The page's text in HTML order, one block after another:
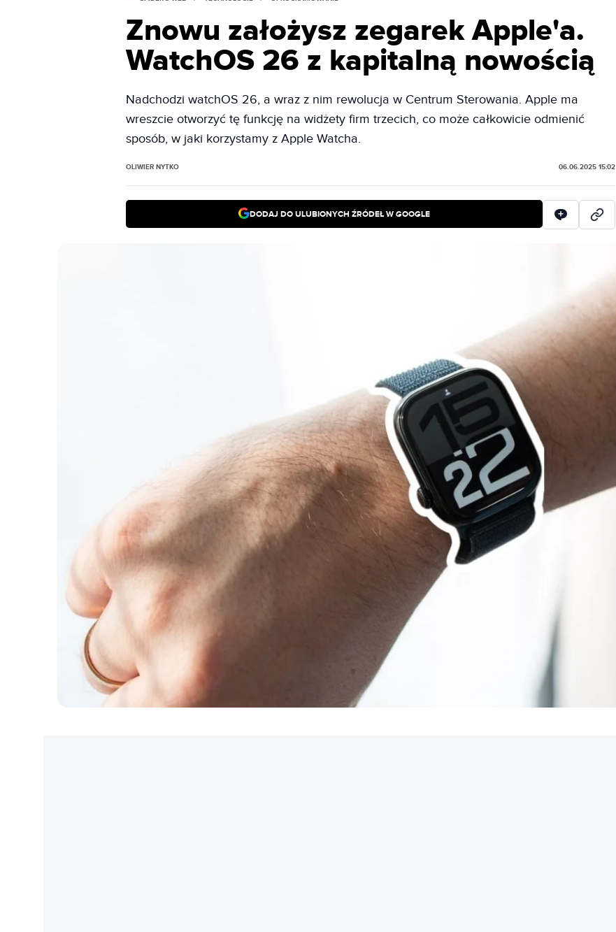
Znowu założysz zegarek Apple'a.
WatchOS 26 z kapitalną nowością
Nadchodzi watchOS 26, a wraz z nim rewolucja w Centrum Sterowania. Apple ma
wreszcie otworzyć tę funkcję na widżety firm trzecich, co może całkowicie odmienić
sposób, w jaki korzystamy z Apple Watcha.
OLIWIER NYTKO 06.06.2025 15:02
DODAJ DO ULUBIONYCH ŹRÓDEŁ W GOOGLE